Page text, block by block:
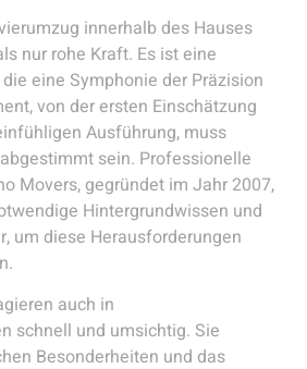
innerhalb des Hauses
nur rohe Kraft. Es ist eine
eine Symphonie der Präzision
von der ersten Einschätzung
Ausführung, muss
sein. Professionelle
Movers, gegründet im Jahr 2007,
Hintergrundwissen und
um diese Herausforderungen
auch in
schnell und umsichtig. Sie
Besonderheiten und das